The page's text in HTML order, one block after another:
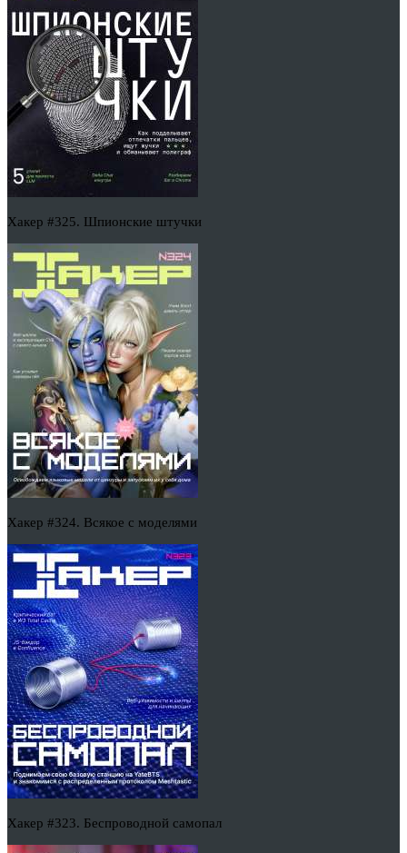
Хакер #325. Шпионские штучки
Хакер #324. Всякое с моделями
Хакер #323. Беспроводной самопал